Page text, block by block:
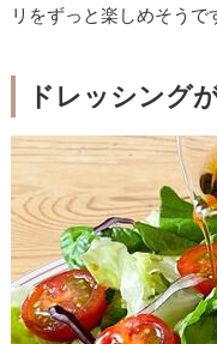
リをずっと楽しめそうで
ドレッシング